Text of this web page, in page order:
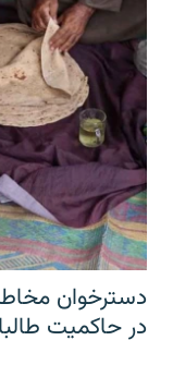
دسترخوان
در حاکمیت